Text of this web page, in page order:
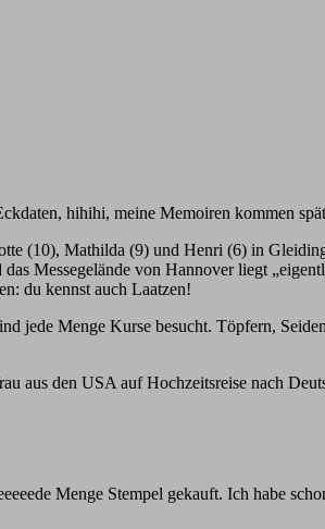
hihihi, meine Memoiren kommen
(10), Mathilda (9) und Henri (6) in
Messegelände von Hannover liegt
du kennst auch Laatzen!
jede Menge Kurse besucht. Töpfern,
aus den USA auf Hochzeitsreise nach
Menge Stempel gekauft. Ich habe